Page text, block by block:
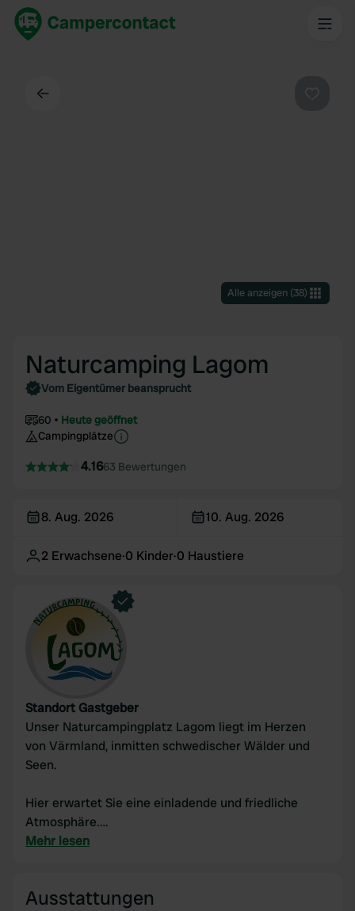
Alle anzeigen(38)
Naturcamping Lagom
Vom Eigentümer beansprucht
60
Heute geöffnet
Campingplätze
4.1663 Bewertungen
8. Aug. 2026 10. Aug. 2026
2 Erwachsene·0 Kinder·0 Haustiere
Standort Gastgeber
Unser Naturcampingplatz Lagom liegt im Herzen
von Värmland, inmitten schwedischer Wälder und
Seen.
Hier erwartet Sie eine einladende und friedliche
Atmosphäre.
Am Fuße des Campingplatzes befindet sich ein
ist.
Mehr lesen
Ausstattungen